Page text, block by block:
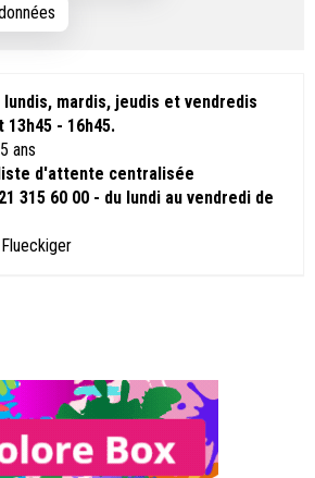
lundis, mardis, jeudis et vendredis
13h45 - 16h45.
ans
d'attente centralisée
315 60 00 - du lundi au vendredi de